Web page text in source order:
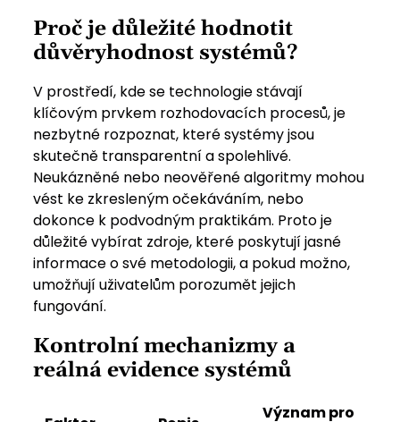
Proč je důležité hodnotit
důvěryhodnost systémů?
V prostředí, kde se technologie stávají
klíčovým prvkem rozhodovacích procesů, je
nezbytné rozpoznat, které systémy jsou
skutečně transparentní a spolehlivé.
Neukázněné nebo neověřené algoritmy mohou
vést ke zkresleným očekáváním, nebo
dokonce k podvodným praktikám. Proto je
důležité vybírat zdroje, které poskytují jasné
informace o své metodologii, a pokud možno,
umožňují uživatelům porozumět jejich
fungování.
Kontrolní mechanizmy a
reálná evidence systémů
Význam pro